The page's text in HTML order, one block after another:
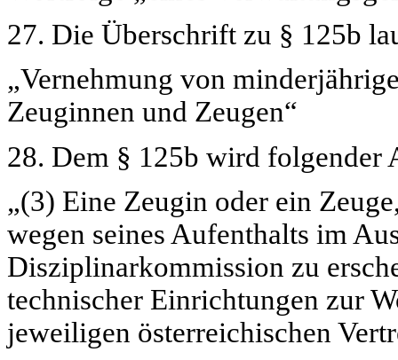
27. Die Überschrift zu § 125b
„Vernehmung von
Zeuginnen und Zeugen“
28. Dem § 125b wird folgender
„(3) Eine Zeugin oder ein
wegen seines Aufenthalts im
Disziplinarkommission zu
technischer Einrichtungen zur
jeweiligen österreichischen